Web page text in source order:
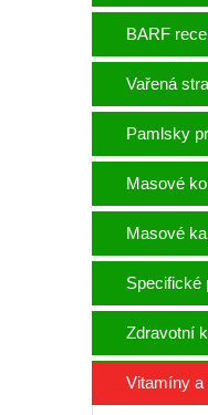
n
l
BARF
Vařená
Pamlsky
Masové
Masové
Specifické
Zdravotní
Vitamíny